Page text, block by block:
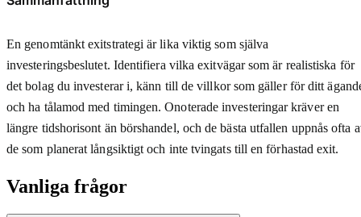
En genomtänkt exitstrategi är lika viktig som själva
investeringsbeslutet. Identifiera vilka exitvägar som är realistiska för
det bolag du investerar i, känn till de villkor som gäller för ditt
och ha tålamod med timingen. Onoterade investeringar kräver en
längre tidshorisont än börshandel, och de bästa utfallen uppnås ofta
de som planerat långsiktigt och inte tvingats till en förhastad exit.
Vanliga frågor